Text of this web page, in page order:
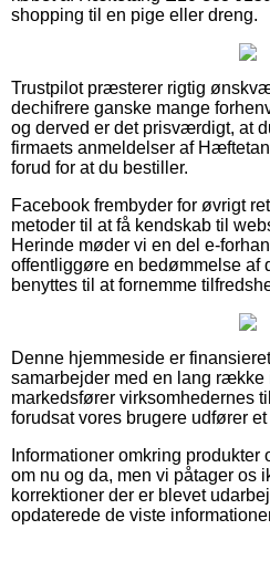
shopping til en pige eller dreng.
Trustpilot præsterer rigtig
dechifrere ganske mange
og derved er det prisværdigt, at
firmaets anmeldelser af
forud for at du bestiller.
Facebook frembyder for øvrigt
metoder til at få kendskab til
Herinde møder vi en del e-
offentliggøre en bedømmelse af
benyttes til at fornemme
Denne hjemmeside er
samarbejder med en lang række
markedsfører virksomhedernes
forudsat vores brugere udfører
Informationer omkring
om nu og da, men vi påtager os
korrektioner der er blevet
opdaterede de viste